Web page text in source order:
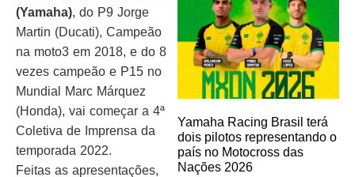
(Yamaha), do P9 Jorge
Martin (Ducati), Campeão
na moto3 em 2018, e do 8
vezes campeão e P15 no
Mundial Marc Márquez
(Honda), vai começar a 4ª
Coletiva de Imprensa da
temporada 2022.
Feitas as apresentações,
Yamaha Racing Brasil terá
dois pilotos representando o
país no Motocross das
Nações 2026